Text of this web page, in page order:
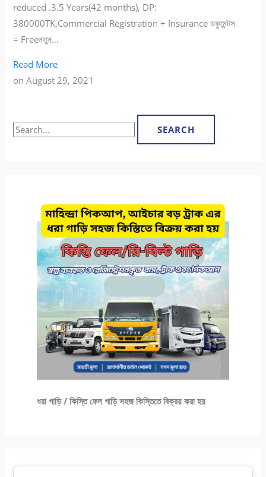
reduced .3.5 Years(42 months), DP:
380000TK,Commercial Registration + Insurance ডকুমেন্টস
= Freeনতুন…
Read More
onAugust 29, 2021
ধরা গাড়ি / কিস্তি ফেল গাড়ি সহজ কিস্তিতে বিক্রয় করা হয়